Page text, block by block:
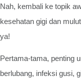
Nah, kembali ke topik
kesehatan gigi dan
ya!
Pertama-tama, penting
berlubang, infeksi gusi,